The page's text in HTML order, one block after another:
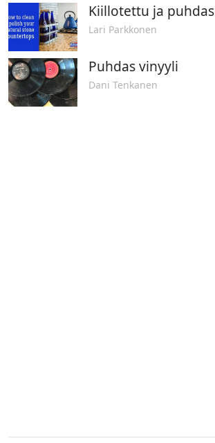
Kiillotettu ja
Lari Parkkonen
Puhdas vinyyli
Dani Tenkanen